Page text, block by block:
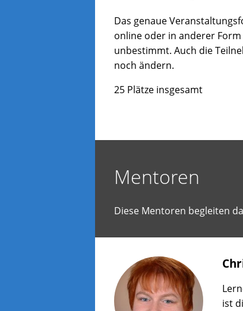
Das genaue
online oder in anderer
unbestimmt. Auch die
noch ändern.
25 Plätze insgesamt
Mentoren
Diese Mentoren begleiten
ist